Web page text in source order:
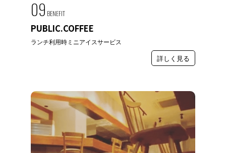
09 BENEFIT
PUBLIC.COFFEE
ランチ利用時ミニアイスサービス
詳しく見る